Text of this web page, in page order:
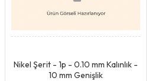
Nikel Şerit - 1p - 0.10 mm Kalınlık -
10 mm Genişlik